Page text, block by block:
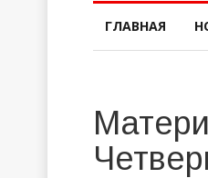
ГЛАВНАЯ